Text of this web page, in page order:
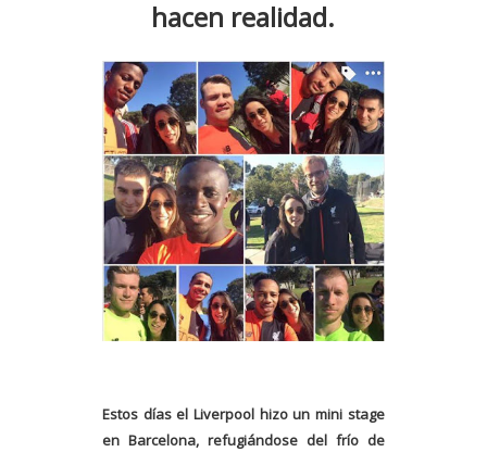
hacen realidad.
Estos días el Liverpool hizo un mini stage
en Barcelona, refugiándose del frío de